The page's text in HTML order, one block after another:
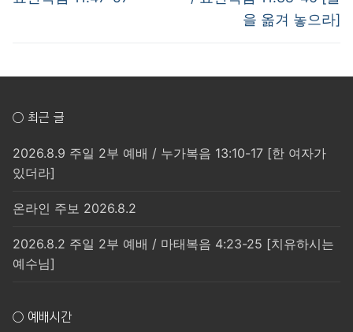
을 옮겨 놓으라]
○ 최근 글
2026.8.9 주일 2부 예배 / 누가복음 13:10-17 [한 여자가
있더라]
온라인 주보 2026.8.2
2026.8.2 주일 2부 예배 / 마태복음 4:23-25 [치유하시는
예수님]
○ 예배시간